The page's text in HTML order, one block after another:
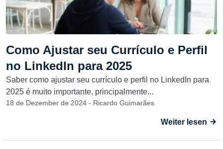
Como Ajustar seu Currículo e Perfil
no LinkedIn para 2025
Saber como ajustar seu currículo e perfil no LinkedIn para
2025 é muito importante, principalmente...
18 de Dezember de 2024 - Ricardo Guimarães
Weiter lesen